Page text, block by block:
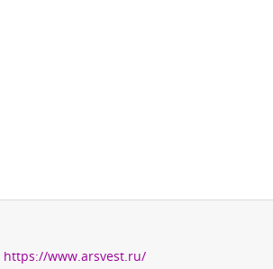
https://www.arsvest.ru/